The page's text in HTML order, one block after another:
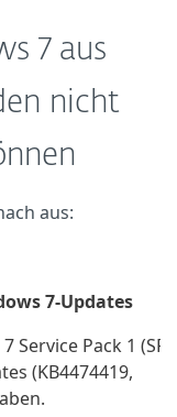
7 aus
nicht
aus:
7-Updates
Service Pack 1
(KB4474419,